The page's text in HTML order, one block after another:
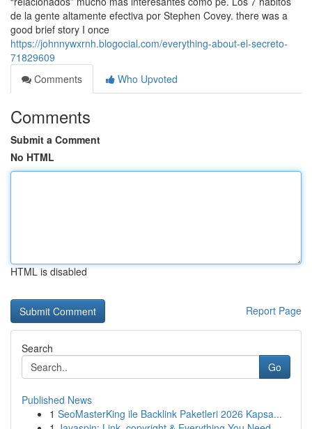
de la gente altamente efectiva por Stephen Covey. there was a
good brief story I once
https://johnnywxrnh.blogocial.com/everything-about-el-secreto-
71829609
Comments
Who Upvoted
Comments
Submit a Comment
No HTML
HTML is disabled
Report Page
Search
Go
Published News
1 SeoMasterKing ile Backlink Paketleri 2026 Kapsa...